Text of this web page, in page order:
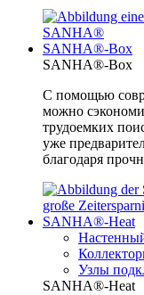
SANHA®-Box
SANHA®-Box
С помощью
можно
трудоемких
уже
благодаря
SANHA®-Heat
Узлы
SANHA®-Heat